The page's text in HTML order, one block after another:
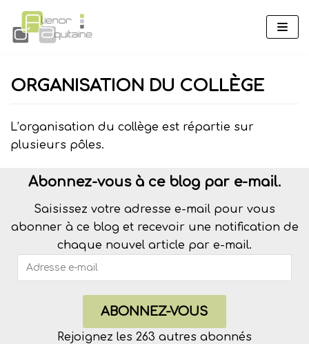
Aller
au
ORGANISATION DU COLLÈGE
L’organisation du collège est répartie sur
plusieurs pôles.
Abonnez-vous à ce blog par e-mail.
Saisissez votre adresse e-mail pour vous
abonner à ce blog et recevoir une notification de
chaque nouvel article par e-mail.
ABONNEZ-VOUS
Rejoignez les 263 autres abonnés